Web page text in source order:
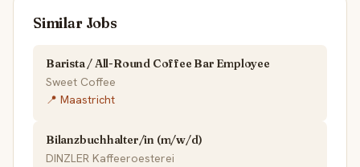
Similar Jobs
Barista / All-Round Coffee Bar Employee
Sweet Coffee
📍 Maastricht
Bilanzbuchhalter/in (m/w/d)
DINZLER Kaffeeroesterei